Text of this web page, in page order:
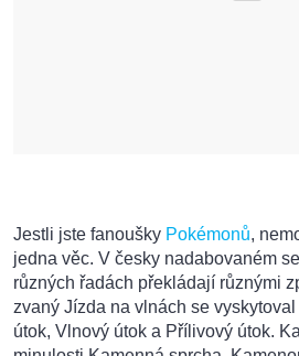
Jestli jste fanoušky Pokémonů,
jedna věc. V česky nadabovaném
různých řadách překládají různými
zvaný Jízda na vlnách se
útok, Vlnový útok a Přílivový útok.